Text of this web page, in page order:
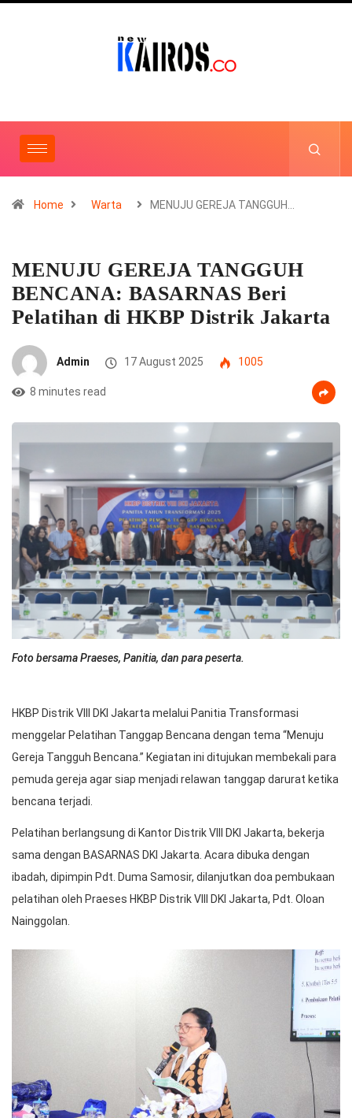
Home Warta MENUJU GEREJA TANGGUH…
MENUJU GEREJA TANGGUH
BENCANA: BASARNAS Beri
Pelatihan di HKBP Distrik Jakarta
Admin 17 August 2025 1005
8 minutes read
Foto bersama Praeses, Panitia, dan para peserta.
HKBP Distrik VIII DKI Jakarta melalui Panitia Transformasi
menggelar Pelatihan Tanggap Bencana dengan tema “Menuju
Gereja Tangguh Bencana.” Kegiatan ini ditujukan membekali para
pemuda gereja agar siap menjadi relawan tanggap darurat ketika
bencana terjadi.
Pelatihan berlangsung di Kantor Distrik VIII DKI Jakarta, bekerja
sama dengan BASARNAS DKI Jakarta. Acara dibuka dengan
ibadah, dipimpin Pdt. Duma Samosir, dilanjutkan doa pembukaan
pelatihan oleh Praeses HKBP Distrik VIII DKI Jakarta, Pdt. Oloan
Nainggolan.